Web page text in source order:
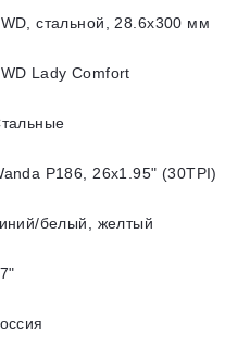
стальной, 28.6x300 мм
Lady Comfort
P186, 26x1.95ʺ (30TPI)
белый, желтый